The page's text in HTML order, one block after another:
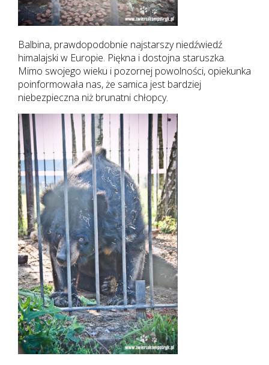
Balbina, prawdopodobnie najstarszy niedźwiedź
himalajski w Europie. Piękna i dostojna staruszka.
Mimo swojego wieku i pozornej powolności, opiekunka
poinformowała nas, że samica jest bardziej
niebezpieczna niż brunatni chłopcy.